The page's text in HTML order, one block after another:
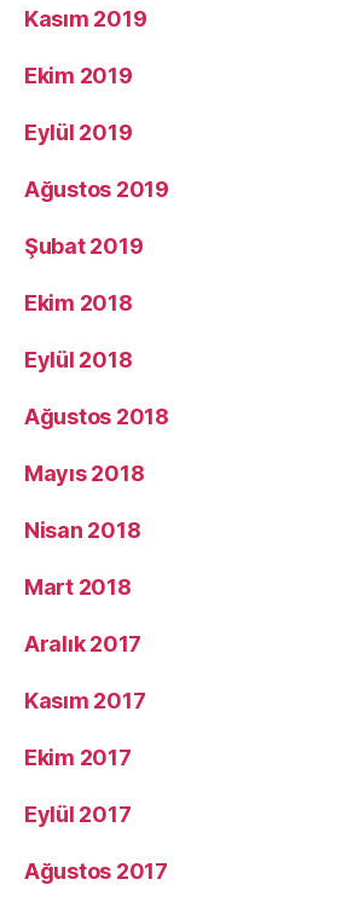
Kasım 2019
Ekim 2019
Eylül 2019
Ağustos 2019
Şubat 2019
Ekim 2018
Eylül 2018
Ağustos 2018
Mayıs 2018
Nisan 2018
Mart 2018
Aralık 2017
Kasım 2017
Ekim 2017
Eylül 2017
Ağustos 2017